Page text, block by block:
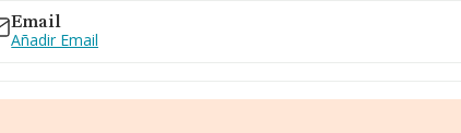
Email
Añadir Email